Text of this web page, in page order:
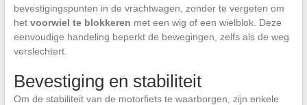
bevestigingspunten in de vrachtwagen, zonder te vergeten om
het voorwiel te blokkeren met een wig of een wielblok. Deze
eenvoudige handeling beperkt de bewegingen, zelfs als de weg
verslechtert.
Bevestiging en stabiliteit
Om de stabiliteit van de motorfiets te waarborgen, zijn enkele